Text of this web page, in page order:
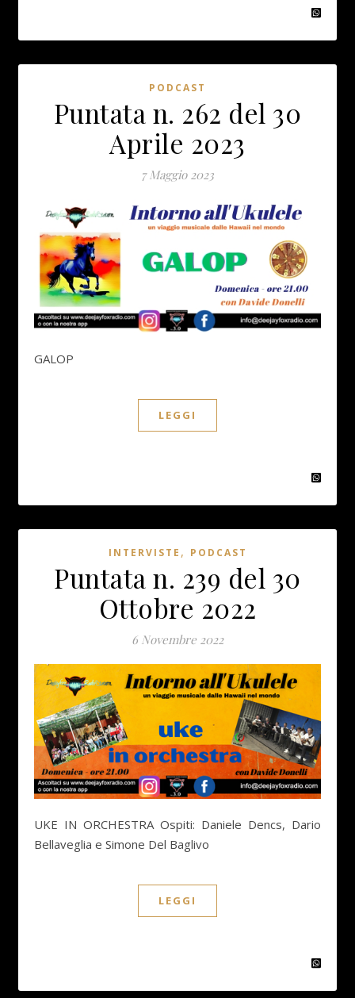
PODCAST
Puntata n. 262 del 30
Aprile 2023
7 Maggio 2023
GALOP
LEGGI
INTERVISTE , PODCAST
Puntata n. 239 del 30
Ottobre 2022
6 Novembre 2022
UKE IN ORCHESTRA Ospiti: Daniele Dencs, Dario
Bellaveglia e Simone Del Baglivo
LEGGI